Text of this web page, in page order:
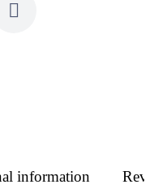
information